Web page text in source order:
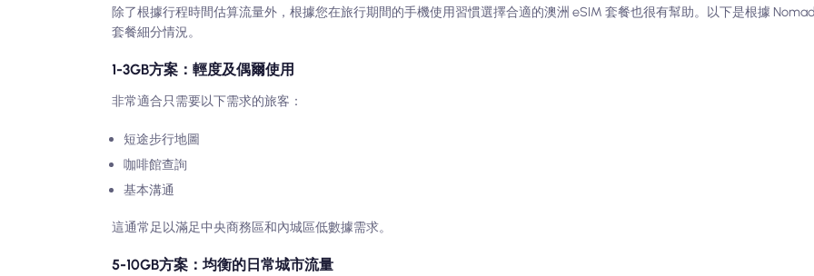
除了根據行程時間估算流量外，根據您在旅行期間的手機使用習慣選擇合適的澳洲 eSIM 套餐也很有幫助。以下是根據
套餐細分情況。
1-3GB方案：輕度及偶爾使用
非常適合只需要以下需求的旅客：
短途步行地圖
咖啡館查詢
基本溝通
這通常足以滿足中央商務區和內城區低數據需求。
5-10GB方案：均衡的日常城市流量